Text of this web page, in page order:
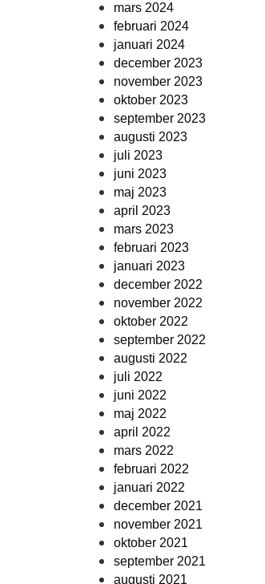
mars 2024
februari 2024
januari 2024
december 2023
november 2023
oktober 2023
september 2023
augusti 2023
juli 2023
juni 2023
maj 2023
april 2023
mars 2023
februari 2023
januari 2023
december 2022
november 2022
oktober 2022
september 2022
augusti 2022
juli 2022
juni 2022
maj 2022
april 2022
mars 2022
februari 2022
januari 2022
december 2021
november 2021
oktober 2021
september 2021
augusti 2021